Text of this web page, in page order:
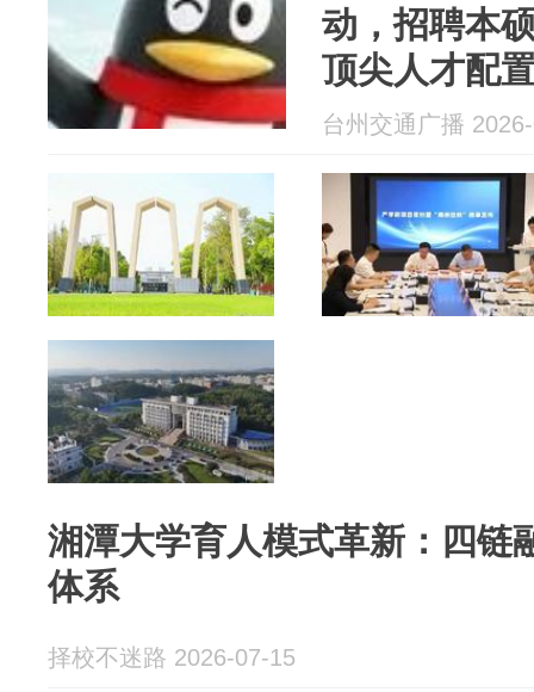
动，招聘本
顶尖人才配
型等前沿岗
台州交通广播
湘潭大学育人模式革新：四链
体系
择校不迷路 2026-07-15